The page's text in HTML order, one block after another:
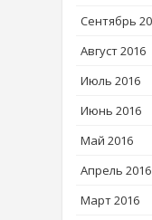
Сентябрь
Август 2016
Июль 2016
Июнь 2016
Май 2016
Апрель 2016
Март 2016